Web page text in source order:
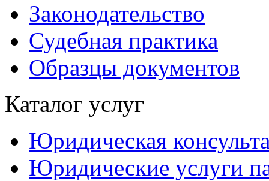
Законодательство
Судебная практика
Образцы документов
Каталог услуг
Юридическая
Юридические услуги